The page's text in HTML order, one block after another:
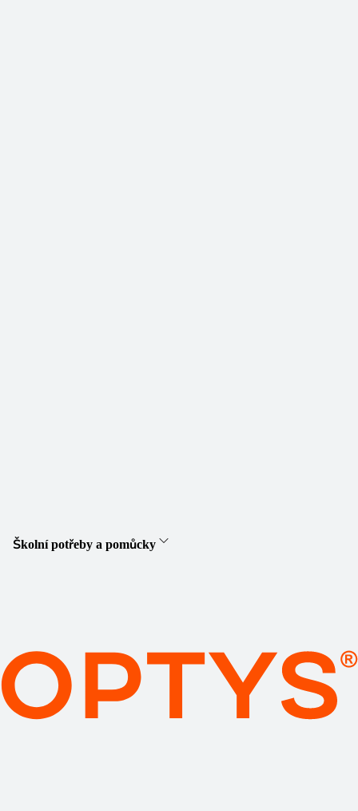
Školní potřeby a pomůcky